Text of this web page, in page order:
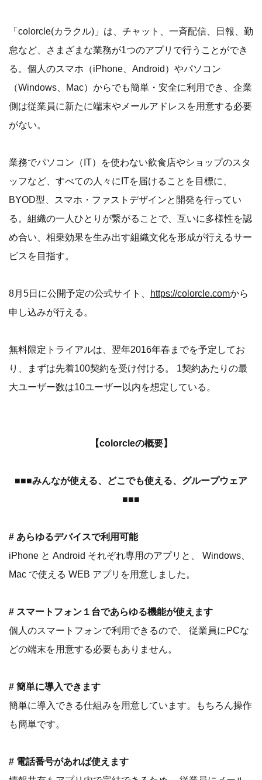
「colorcle(カラクル)」は、チャット、一斉配信、日報、勤
怠など、さまざまな業務が1つのアプリで行うことができ
る。個人のスマホ（iPhone、Android）やパソコン
（Windows、Mac）からでも簡単・安全に利用でき、企業
側は従業員に新たに端末やメールアドレスを用意する必要
がない。
業務でパソコン（IT）を使わない飲食店やショップのスタ
ッフなど、すべての人々にITを届けることを目標に、
BYOD型、スマホ・ファストデザインと開発を行ってい
る。組織の一人ひとりが繋がることで、互いに多様性を認
め合い、相乗効果を生み出す組織文化を形成が行えるサー
ビスを目指す。
8月5日に公開予定の公式サイト、 https://colorcle.comから
申し込みが行える。
無料限定トライアルは、翌年2016年春までを予定してお
り、まずは先着100契約を受け付ける。 1契約あたりの最
大ユーザー数は10ユーザー以内を想定している。
【colorcleの概要】
■■■みんなが使える、どこでも使える、グループウェア
■■■
# あらゆるデバイスで利用可能
iPhone と Android それぞれ専用のアプリと、 Windows、
Mac で使える WEB アプリを用意しました。
# スマートフォン１台であらゆる機能が使えます
個人のスマートフォンで利用できるので、 従業員にPCな
どの端末を用意する必要もありません。
# 簡単に導入できます
簡単に導入できる仕組みを用意しています。もちろん操作
も簡単です。
# 電話番号があれば使えます